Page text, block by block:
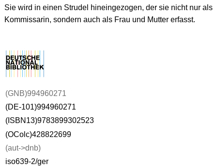
Sie wird in einen Strudel hineingezogen, der sie nicht nur als
Kommissarin, sondern auch als Frau und Mutter erfasst.
(GNB)994960271
(DE-101)994960271
(ISBN13)9783899302523
(OColc)428822699
(aut->dnb)
iso639-2/ger